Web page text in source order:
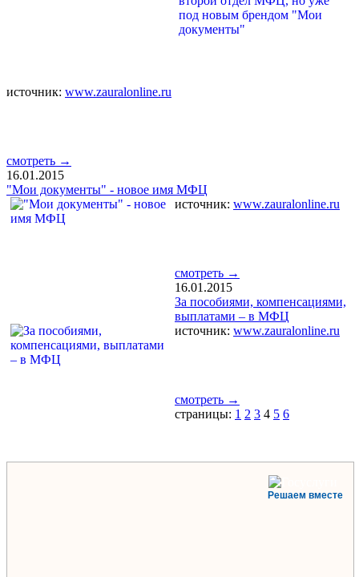
источник: www.zauralonline.ru
смотреть →
16.01.2015
"Мои документы" - новое имя МФЦ
источник: www.zauralonline.ru
смотреть →
16.01.2015
За пособиями, компенсациями,
выплатами – в МФЦ
источник: www.zauralonline.ru
смотреть →
страницы: 1 2 3 4 5 6
Решаем вместе